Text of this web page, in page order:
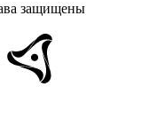
защищены